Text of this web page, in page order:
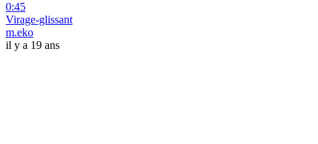
0:45
Virage-glissant
m.eko
il y a 19 ans